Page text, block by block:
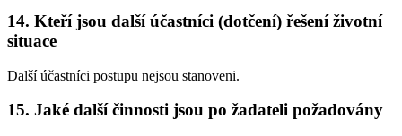
14. Kteří jsou další účastníci (dotčení) řešení životní
situace
Další účastníci postupu nejsou stanoveni.
15. Jaké další činnosti jsou po žadateli požadovány